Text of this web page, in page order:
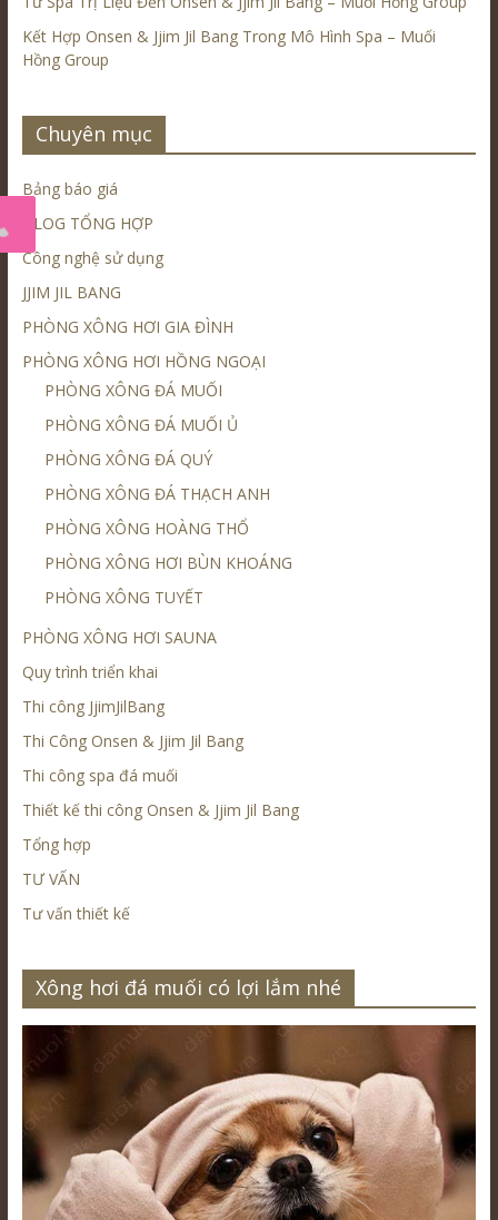
Kết Hợp Onsen & Jjim Jil Bang Trong Mô Hình Spa – Muối
Hồng Group
Chuyên mục
Bảng báo giá
BLOG TỔNG HỢP
Công nghệ sử dụng
JJIM JIL BANG
PHÒNG XÔNG HƠI GIA ĐÌNH
PHÒNG XÔNG HƠI HỒNG NGOẠI
PHÒNG XÔNG ĐÁ MUỐI
PHÒNG XÔNG ĐÁ MUỐI Ủ
PHÒNG XÔNG ĐÁ QUÝ
PHÒNG XÔNG ĐÁ THẠCH ANH
PHÒNG XÔNG HOÀNG THỔ
PHÒNG XÔNG HƠI BÙN KHOÁNG
PHÒNG XÔNG TUYẾT
PHÒNG XÔNG HƠI SAUNA
Quy trình triển khai
Thi công JjimJilBang
Thi Công Onsen & Jjim Jil Bang
Thi công spa đá muối
Thiết kế thi công Onsen & Jjim Jil Bang
Tổng hợp
TƯ VẤN
Tư vấn thiết kế
Xông hơi đá muối có lợi lắm nhé